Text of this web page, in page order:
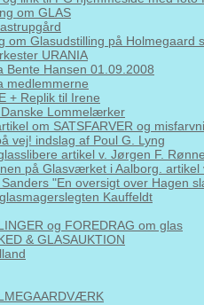
om GLAS
om Glasudstilling på Holmegaard
URANIA
Bente Hansen 01.09.2008
medlemmerne
+ Replik til Irene
Lommelærker
om SATSFARVER og
vej! indslag af Poul G. Lyng
artikel v. Jørgen F.
på Glasværket i Aalborg. artikel
"En oversigt over Hagen
Kauffeldt
og FOREDRAG om glas
& GLASAUKTION